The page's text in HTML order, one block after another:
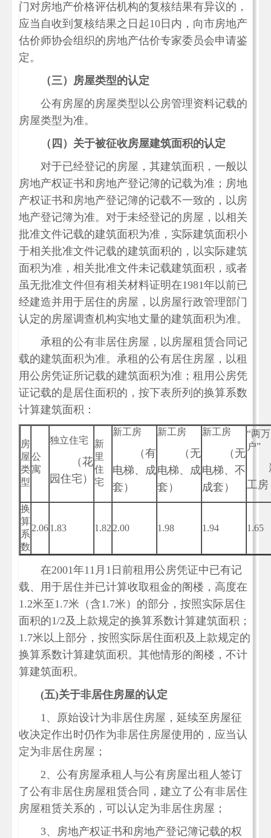
门对房地产价格评估机构的复核结果有异议的，
应当自收到复核结果之日起10日内，向市房地产
估价师协会组织的房地产估价专家委员会申请鉴
定。
（三）房屋类型的认定
公有房屋的房屋类型以公房管理资料记载的
房屋类型为准。
（四）关于被征收房屋建筑面积的认定
对于已经登记的房屋，其建筑面积，一般以
房地产权证书和房地产登记簿的记载为准；房地
产权证书和房地产登记簿的记载不一致的，以房
地产登记簿为准。对于未经登记的房屋，以相关
批准文件记载的建筑面积为准，实际建筑面积小
于相关批准文件记载的建筑面积的，以实际建筑
面积为准，相关批准文件未记载建筑面积，或者
虽无批准文件但有相关材料证明在1981年以前已
经建造并用于居住的房屋，以房屋行政管理部门
认定的房屋调查机构实地丈量的建筑面积为准。
承租的公有非居住房屋，以房屋租赁合同记
载的建筑面积为准。承租的公有居住房屋，以租
用公房凭证所记载的建筑面积为准；租用公房凭
证记载的是居住面积的，按下表所列的换算系数
计算建筑面积：
房
屋
类
型
公
寓
独立住宅
（花
园住宅）
新
里
住
宅
新工房
（有
电梯、成
套）
新工房
（无
电梯、成
套）
新工房
（无
电梯、不
成套）
“两万
户”
工房
换
算
系
数
2.061.83 1.82 2.00 1.98 1.94 1.65
在2001年11月1日前租用公房凭证中已有记
载、用于居住并已计算收取租金的阁楼，高度在
1.2米至1.7米（含1.7米）的部分，按照实际居住
面积的1/2及上款规定的换算系数计算建筑面积；
1.7米以上部分，按照实际居住面积及上款规定的
换算系数计算建筑面积。其他情形的阁楼，不计
算建筑面积。
(五)关于非居住房屋的认定
1、原始设计为非居住房屋，延续至房屋征
收决定作出时仍作为非居住房屋使用的，应当认
定为非居住房屋；
2、公有房屋承租人与公有房屋出租人签订
了公有非居住房屋租赁合同，建立了公有非居住
房屋租赁关系的，可以认定为非居住房屋；
3、房地产权证书和房地产登记簿记载的权